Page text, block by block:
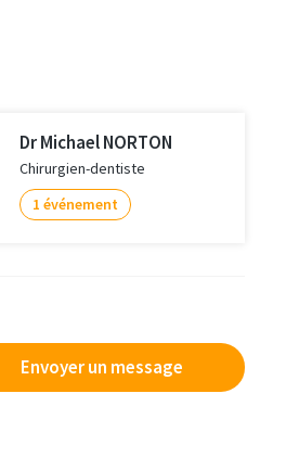
Dr Michael NORTON
Chirurgien-dentiste
1 événement
Envoyer un message